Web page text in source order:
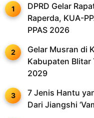
DPRD Gelar
Raperda, KUA-
PPAS 2026
Gelar Musran di
Kabupaten Blitar
2029
7 Jenis Hantu
Dari Jiangshi